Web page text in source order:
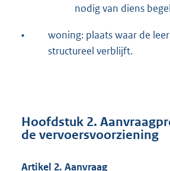
nodig van diens
•
woning: plaats waar de
structureel verblijft.
Hoofdstuk 2.
de vervoersvoorziening
Artikel 2. Aanvraag